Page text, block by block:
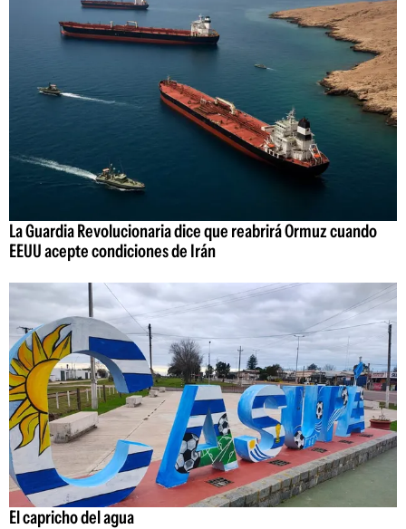
La Guardia Revolucionaria dice que reabrirá Ormuz cuando
EEUU acepte condiciones de Irán
El capricho del agua